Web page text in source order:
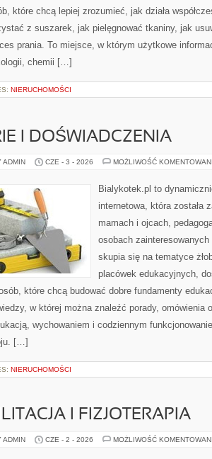
które chcą lepiej zrozumieć, jak działa
z suszarek, jak pielęgnować tkaniny, jak
prania. To miejsce, w którym użytkowe
chemii […]
NIERUCHOMOŚCI
I DOŚWIADCZENIA
ADMIN CZE - 3 - 2026 MOŻLIWOŚĆ
Bialykotek.pl to
internetowa, która została
mamach i ojcach,
osobach
skupia się na tematyce
placówek edukacyjnych,
które chcą budować dobre fundamenty
w której można znaleźć porady, omówienia
wychowaniem i codziennym
[…]
NIERUCHOMOŚCI
I FIZJOTERAPIA
ADMIN CZE - 2 - 2026 MOŻLIWOŚĆ